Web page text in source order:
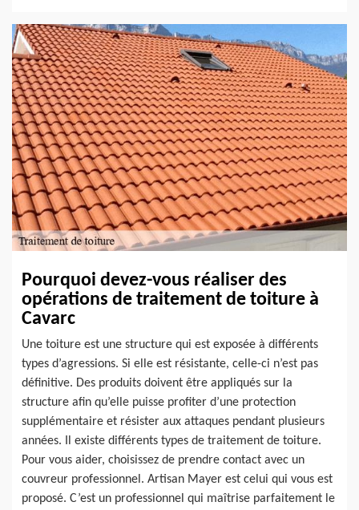
Pourquoi devez-vous réaliser des
opérations de traitement de toiture à
Cavarc
Une toiture est une structure qui est exposée à différents
types d’agressions. Si elle est résistante, celle-ci n’est pas
définitive. Des produits doivent être appliqués sur la
structure afin qu’elle puisse profiter d’une protection
supplémentaire et résister aux attaques pendant plusieurs
années. Il existe différents types de traitement de toiture.
Pour vous aider, choisissez de prendre contact avec un
couvreur professionnel. Artisan Mayer est celui qui vous est
proposé. C’est un professionnel qui maîtrise parfaitement le